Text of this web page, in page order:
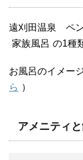
遠刈田温泉 ペ
家族風呂 の1種
お風呂のイメー
ら ）
アメニティ